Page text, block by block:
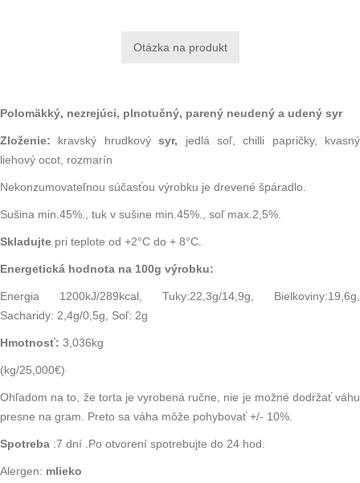
Polomäkký, nezrejúci, plnotučný, parený neudený a udený syr
Zloženie: kravský hrudkovýsyr, jedlá soľ, chilli papričky, kvasný
liehový ocot, rozmarín
Nekonzumovateľnou súčasťou výrobku je drevené špáradlo.
Sušina min.45%., tuk v sušine min.45%., soľ max.2,5%.
Skladujte pri teplote od +2°C do + 8°C.
Energetická hodnota na 100g výrobku:
Energia 1200kJ/289kcal, Tuky:22,3g/14,9g, Bielkoviny:19,6g,
Sacharidy: 2,4g/0,5g, Soľ: 2g
Hmotnosť: 3,036kg
(kg/25,000€)
Ohľadom na to, že torta je vyrobená ručne, nie je možné dodržať váhu
presne na gram. Preto sa váha môže pohybovať +/- 10%.
Spotreba :7 dní .Po otvorení spotrebujte do 24 hod.
Alergen: mlieko